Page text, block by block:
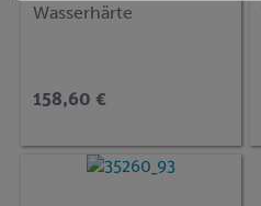
Wasserhärte
158,60 €